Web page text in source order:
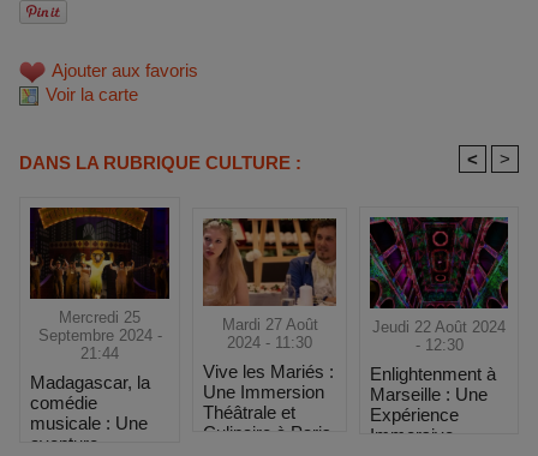
Ajouter aux favoris
Voir la carte
DANS LA RUBRIQUE CULTURE : < >
Mercredi 25
Septembre 2024 -
21:44
Madagascar, la
comédie
musicale : Une
aventure
Mardi 27 Août
2024 - 11:30
Vive les Mariés :
Une Immersion
Théâtrale et
Culinaire à Paris
Jeudi 22 Août 2024
- 12:30
Enlightenment à
Marseille : Une
Expérience
Immersive